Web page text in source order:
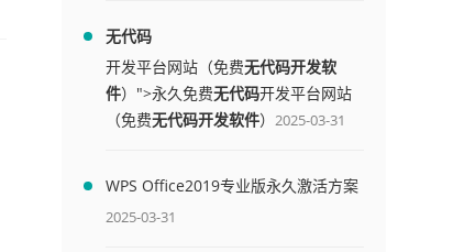
无代码
开发平台网站（免费无代码开发软
件）">永久免费无代码开发平台网站
（免费无代码开发软件） 2025-03-31
WPS Office2019专业版永久激活方案
(附终身授权序列号)
2025-03-31